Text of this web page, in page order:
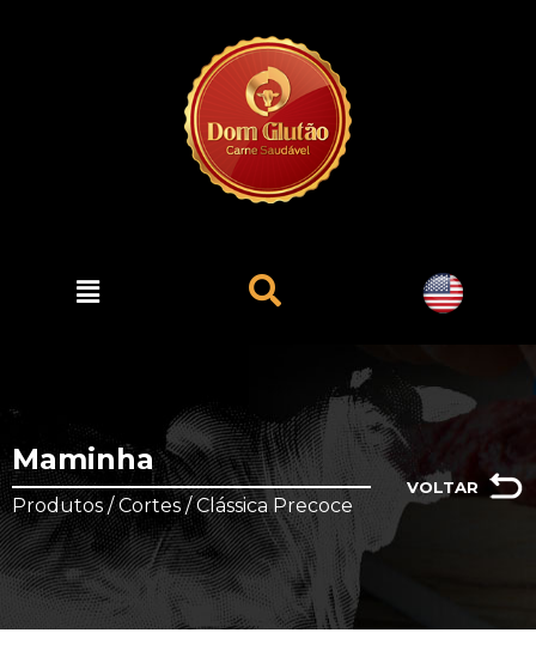
Maminha
Produtos / Cortes / Clássica Precoce
VOLTAR